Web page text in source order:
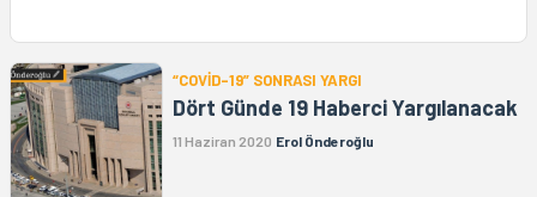
“COVİD-19” SONRASI YARGI
Dört Günde 19 Haberci Yargılanacak
11 Haziran 2020 Erol Önderoğlu